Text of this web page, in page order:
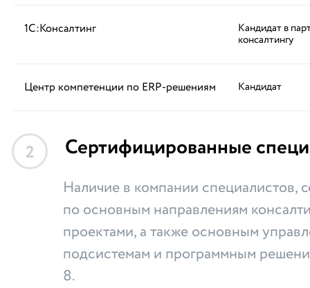
1С:Консалтинг Кандидат в
консалтингу
Центр компетенции по ERP-решениям Кандидат
2 Сертифицированные
Наличие в компании специалистов,
по основным направлениям
проектами, а также основным
подсистемам и программным
8.